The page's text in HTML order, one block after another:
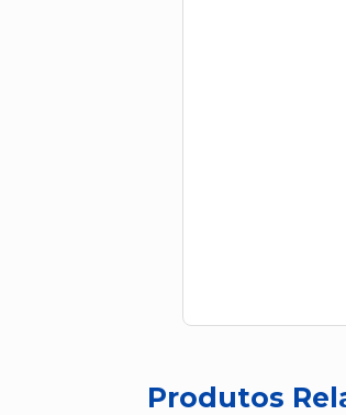
Produtos